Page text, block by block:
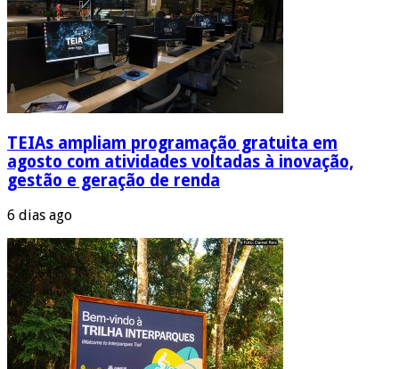
TEIAs ampliam programação gratuita em
agosto com atividades voltadas à inovação,
gestão e geração de renda
6 dias ago